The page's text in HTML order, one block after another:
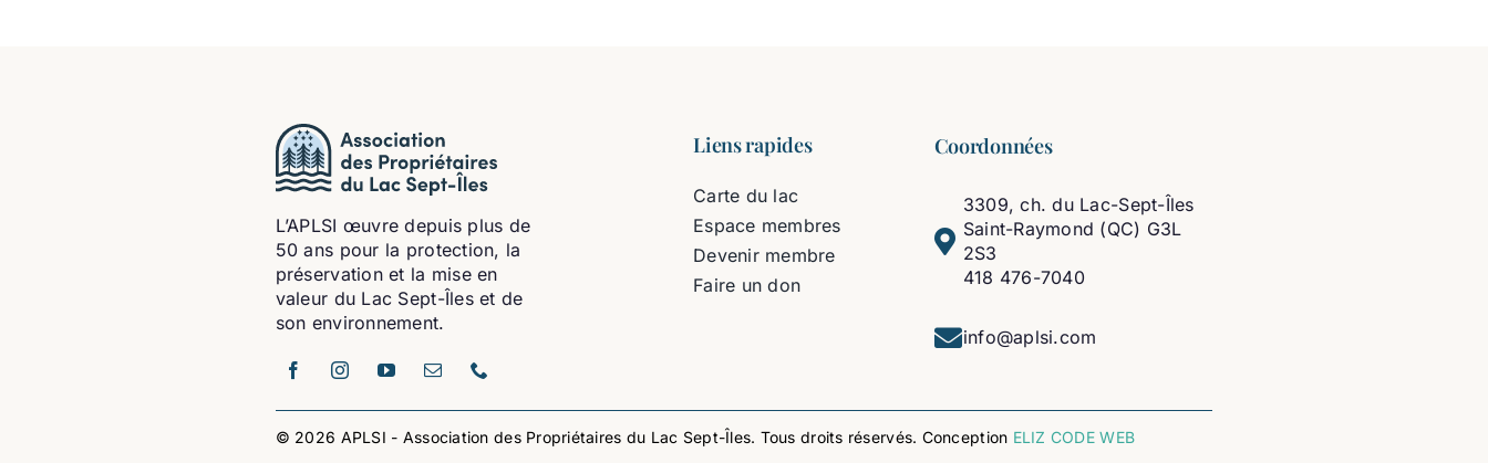
L’APLSI œuvre depuis plus de
50 ans pour la protection, la
préservation et la mise en
valeur du Lac Sept-Îles et de
son environnement.
Liens rapides
Carte du lac
Espace membres
Devenir membre
Faire un don
Coordonnées
3309, ch. du Lac-Sept-Îles
Saint-Raymond (QC) G3L
2S3
418 476-7040
info@aplsi.com
© 2026 APLSI - Association des Propriétaires du Lac Sept-Îles. Tous droits réservés. Conception ELIZ CODE WEB